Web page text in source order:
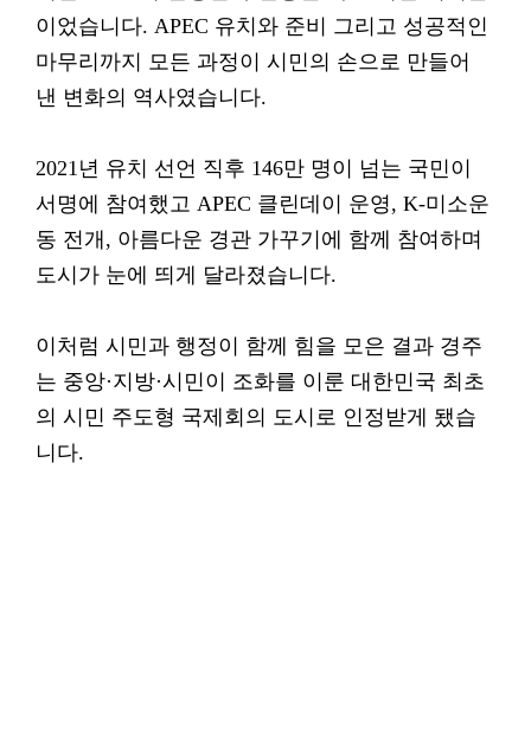
이었습니다. APEC 유치와 준비 그리고 성공적인
마무리까지 모든 과정이 시민의 손으로 만들어
낸 변화의 역사였습니다.
2021년 유치 선언 직후 146만 명이 넘는 국민이
서명에 참여했고 APEC 클린데이 운영, K-미소운
동 전개, 아름다운 경관 가꾸기에 함께 참여하며
도시가 눈에 띄게 달라졌습니다.
이처럼 시민과 행정이 함께 힘을 모은 결과 경주
는 중앙·지방·시민이 조화를 이룬 대한민국 최초
의 시민 주도형 국제회의 도시로 인정받게 됐습
니다.